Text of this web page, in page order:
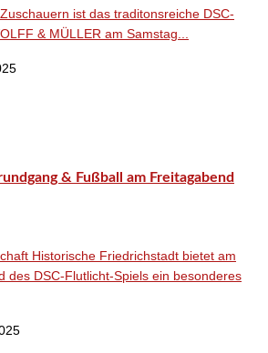
ist das traditonsreiche DSC-
& MÜLLER am Samstag...
& Fußball am Freitagabend
Historische Friedrichstadt bietet am
des DSC-Flutlicht-Spiels ein besonderes